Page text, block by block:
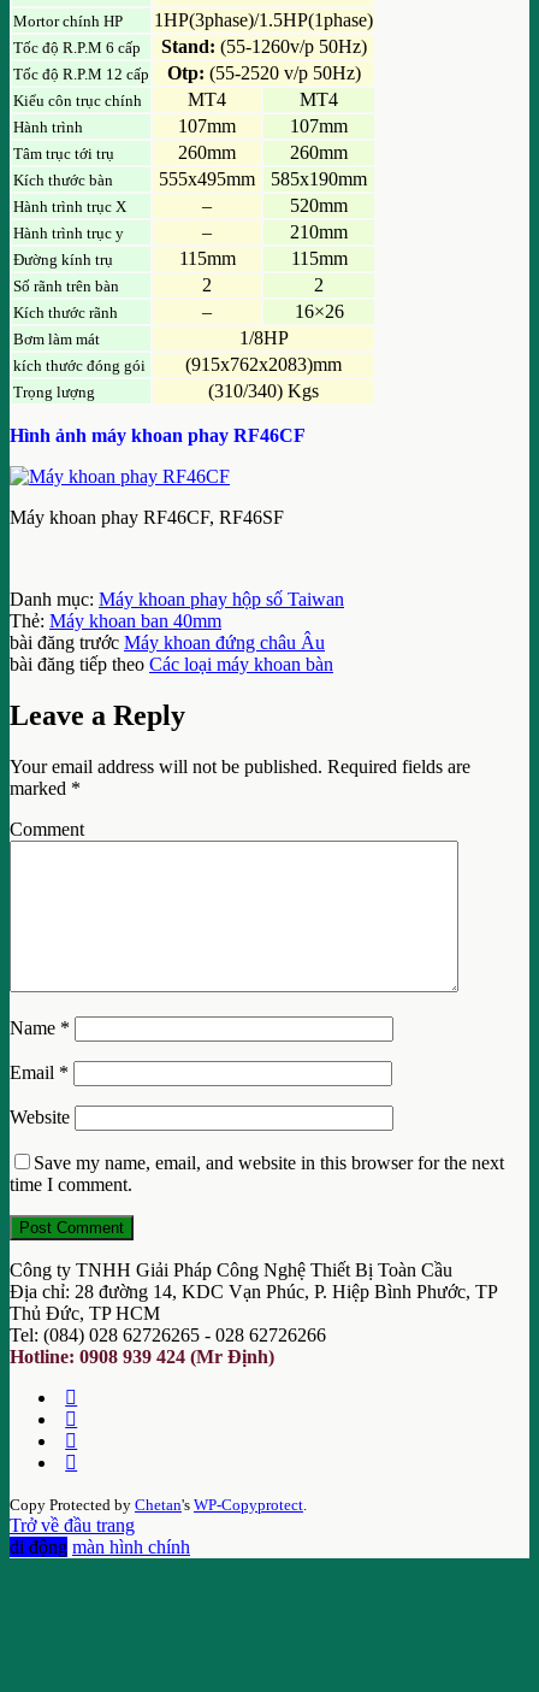
Mortor chính HP 1HP(3phase)/1.5HP(1phase)
Tốc độ R.P.M 6 cấp Stand: (55-1260v/p 50Hz)
Tốc độ R.P.M 12 cấp Otp: (55-2520 v/p 50Hz)
Kiểu côn trục chính MT4 MT4
Hành trình 107mm 107mm
Tâm trục tới trụ 260mm 260mm
Kích thước bàn 555x495mm 585x190mm
Hành trình trục X – 520mm
Hành trình trục y – 210mm
Đường kính trụ 115mm 115mm
Số rãnh trên bàn 2 2
Kích thước rãnh – 16×26
Bơm làm mát 1/8HP
kích thước đóng gói (915x762x2083)mm
Trọng lượng (310/340) Kgs
Hình ảnh máy khoan phay RF46CF
Máy khoan phay RF46CF, RF46SF
Danh mục: Máy khoan phay hộp số Taiwan
Thẻ: Máy khoan ban 40mm
bài đăng trước Máy khoan đứng châu Âu
bài đăng tiếp theo Các loại máy khoan bàn
Leave a Reply
Your email address will not be published. Required fields are
marked *
Comment
Name *
Email *
Website
Save my name, email, and website in this browser for the next
time I comment.
Công ty TNHH Giải Pháp Công Nghệ Thiết Bị Toàn Cầu
Địa chỉ: 28 đường 14, KDC Vạn Phúc, P. Hiệp Bình Phước, TP
Thủ Đức, TP HCM
Tel: (084) 028 62726265 - 028 62726266
Hotline: 0908 939 424 (Mr Định)
Copy Protected by Chetan's WP-Copyprotect
Trở về đầu trang
di động màn hình chính